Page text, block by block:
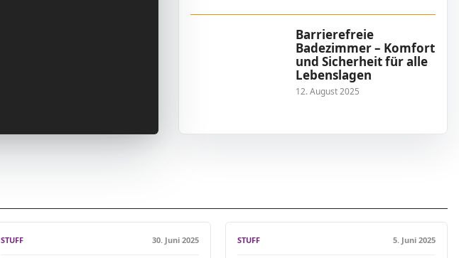
Barrierefreie
Badezimmer – Komfort
und Sicherheit für alle
Lebenslagen
12. August 2025
STUFF 30. Juni 2025 STUFF 5. Juni 2025